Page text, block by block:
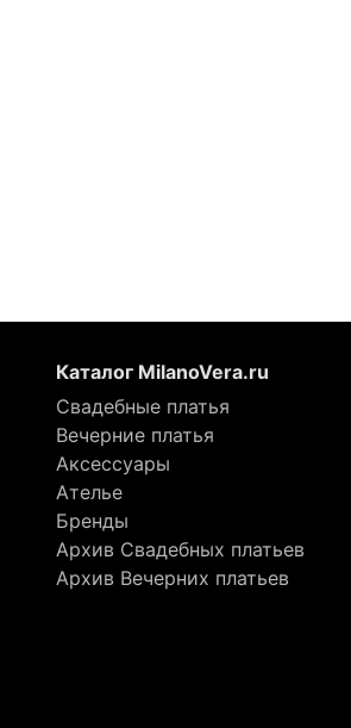
Каталог MilanoVera.ru
Свадебные платья
Вечерние платья
Аксессуары
Ателье
Бренды
Архив Свадебных платьев
Архив Вечерних платьев